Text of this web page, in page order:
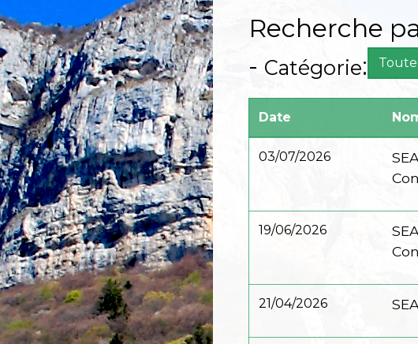
Recherche
- Catégorie:
Date
03/07/2026
19/06/2026
21/04/2026